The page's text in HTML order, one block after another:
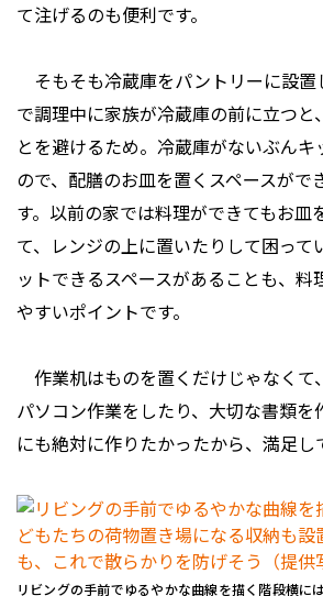
て注げるのも便利です。
そもそも冷蔵庫をパントリーに設置
で調理中に家族が冷蔵庫の前に立つと
とを避けるため。冷蔵庫がないぶん
ので、配膳のお皿を置くスペースがで
す。以前の家では料理ができてもお皿
て、レンジの上に置いたりして困って
ットできるスペースがあることも、料
やすいポイントです。
作業机はものを置くだけじゃなくて
パソコン作業をしたり、大切な書類を
にも絶対に作りたかったから、満足し
リビングの手前でゆるやかな曲線を描く階段横に